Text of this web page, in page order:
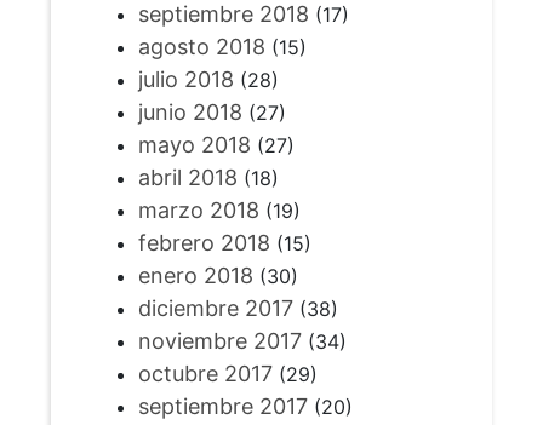
septiembre 2018 (17)
agosto 2018 (15)
julio 2018 (28)
junio 2018 (27)
mayo 2018 (27)
abril 2018 (18)
marzo 2018 (19)
febrero 2018 (15)
enero 2018 (30)
diciembre 2017(38)
noviembre 2017(34)
octubre 2017(29)
septiembre 2017(20)